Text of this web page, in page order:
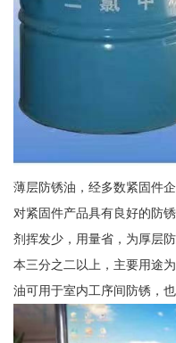
薄层防锈油，经多数紧固件
对紧固件产品具有良好的防
剂挥发少，用量省，为厚层
本三分之二以上，主要用途
油可用于室内工序间防锈，